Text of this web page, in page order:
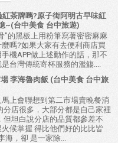
茶牌嗎?原子街阿明古早味紅
~(台中美食 台中旅遊)
"的黑板上用粉筆寫著密密麻麻
嗎?如果大家有去便利商店買
機APP做上述動作的話，那不
台灣傳統寄杯服務的濫觴....
李海魯肉飯 (台中美食 台中旅
上會聯想到第二市場賣晚餐消
店很多，大部分都是自己家裡
坦白說分店的品質都參差不
候掌握 得比他們好的比比皆
，卻 是一家除...